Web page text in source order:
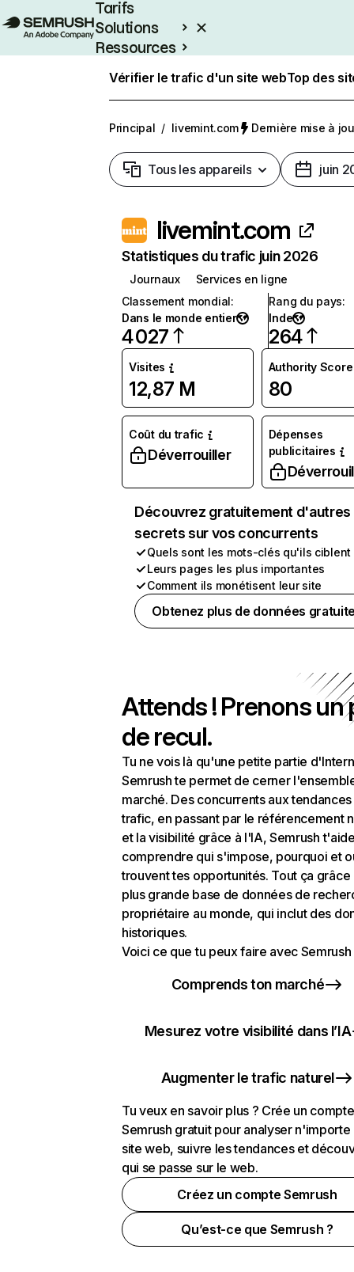
Tarifs
Solutions
Ressources
Vérifier le trafic d'un site webTop des
Principal / livemint.com Dernière mise à
Tous les appareils juin
livemint.com
Statistiques du trafic juin 2026
Journaux
Services en ligne
Classement mondial:
Dans le monde entier
4 027
Rang du pays:
Inde
264
Visites
12,87 M
Authority Score
80
Coût du trafic
Déverrouiller
Dépenses
publicitaires
Découvrez gratuitement d'autres
secrets sur vos concurrents
Quels sont les mots-clés qu'ils ciblent
Leurs pages les plus importantes
Comment ils monétisent leur site
Obtenez plus de données
Attends ! Prenons un
de recul.
Tu ne vois là qu'une petite partie
Semrush te permet de cerner
marché. Des concurrents aux
trafic, en passant par le référencement
et la visibilité grâce à l'IA, Semrush
comprendre qui s'impose, pourquoi et
trouvent tes opportunités. Tout ça grâce
plus grande base de données de
propriétaire au monde, qui inclut des
historiques.
Voici ce que tu peux faire avec Semrush
Comprends ton marché
Mesurez votre visibilité dans l’IA
Augmenter le trafic naturel
Tu veux en savoir plus ? Crée un compte
Semrush gratuit pour analyser n'importe
site web, suivre les tendances et
qui se passe sur le web.
Créez un compte Semrush
Qu’est-ce que Semrush ?